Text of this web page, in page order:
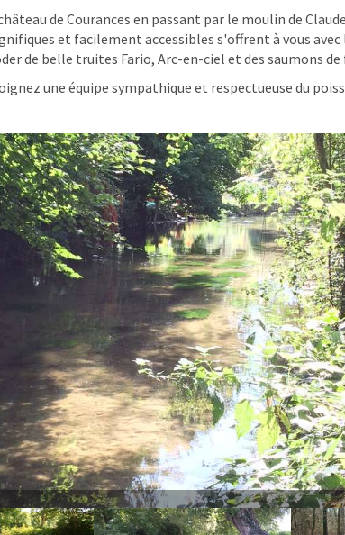
de Courances en passant par le moulin de
et facilement accessibles s'offrent à vous
de belle truites Fario, Arc-en-ciel et des saumons
une équipe sympathique et respectueuse du